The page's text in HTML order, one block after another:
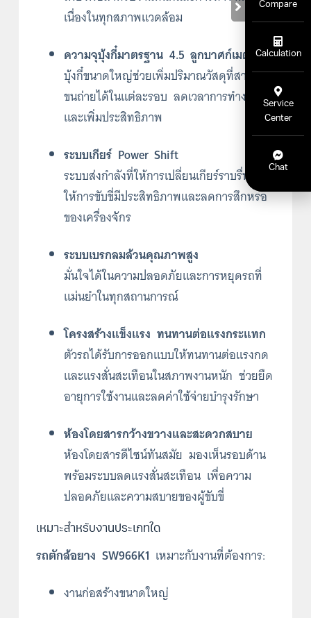
เนื่องในทุกสภาพแวดล้อม
ความจุบุ้งกี๋มาตรฐาน 4.5 ลูกบาศก์เมตร
บุ้งกี๋ขนาดใหญ่ช่วยเพิ่มปริมาณวัสดุที่สามารถ
ขนถ่ายได้ในแต่ละรอบ ลดเวลาการทำงาน
และเพิ่มประสิทธิภาพ
ระบบเกียร์ Power Shift
ระบบส่งกำลังที่ให้การเปลี่ยนเกียร์ราบรื่น ช่วย
ให้การขับขี่มีประสิทธิภาพและลดการสึกหรอ
ของเครื่องจักร
ระบบเบรกลมล้วนคุณภาพสูง
มั่นใจได้ในความปลอดภัยและการหยุดรถที่
แม่นยำในทุกสถานการณ์
โครงสร้างแข็งแรง ทนทานต่อแรงกระแทก
ตัวรถได้รับการออกแบบให้ทนทานต่อแรงกด
และแรงสั่นสะเทือนในสภาพงานหนัก ช่วยยืด
อายุการใช้งานและลดค่าใช้จ่ายบำรุงรักษา
ห้องโดยสารกว้างขวางและสะดวกสบาย
ห้องโดยสารดีไซน์ทันสมัย มองเห็นรอบด้าน
พร้อมระบบลดแรงสั่นสะเทือน เพื่อความ
ปลอดภัยและความสบายของผู้ขับขี่
เหมาะสำหรับงานประเภทใด
รถตักล้อยาง SW966K1 เหมาะกับงานที่ต้องการ:
งานก่อสร้างขนาดใหญ่
Compare
Calculation
Service
Center
Chat